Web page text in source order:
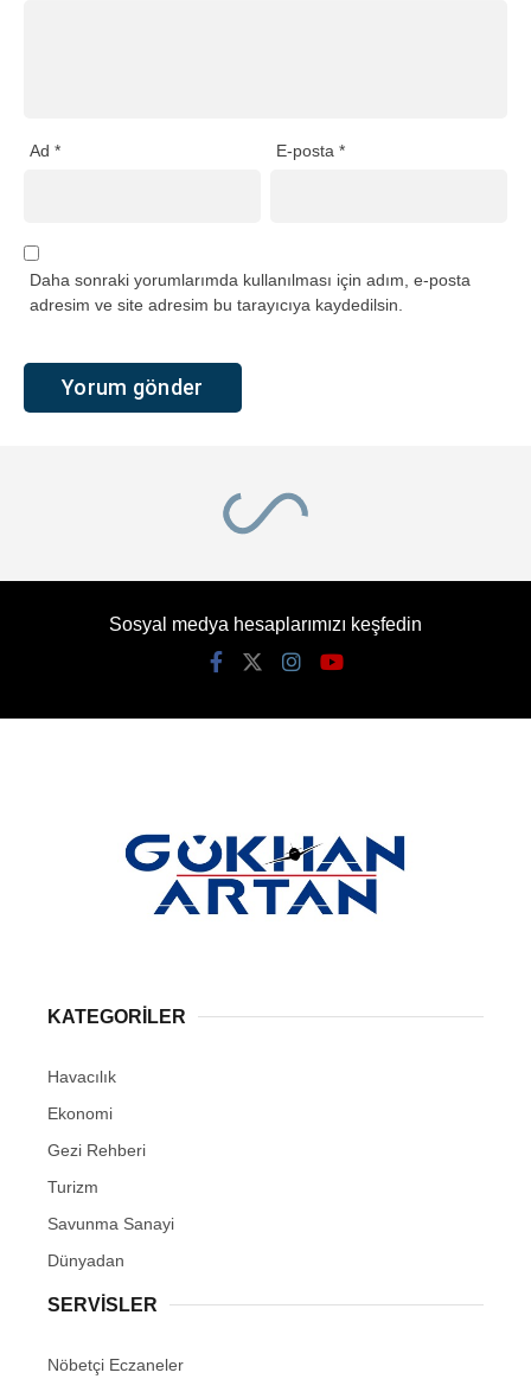
Ad * E-posta*
Daha sonraki yorumlarımda kullanılması için adım, e-posta
adresim ve site adresim bu tarayıcıya kaydedilsin.
Sosyal medya hesaplarımızı keşfedin
KATEGORİLER
Havacılık
Ekonomi
Gezi Rehberi
Turizm
Savunma Sanayi
Dünyadan
SERVİSLER
Nöbetçi Eczaneler